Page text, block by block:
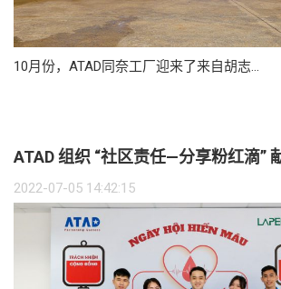
10月份，ATAD同奈工厂迎来了来自胡志…
ATAD 组织 “社区责任—分享粉红滴”
2022-07-05 14:42:15